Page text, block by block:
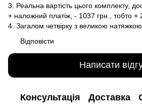
3. Реальна вартість цього комплекту,
+ наложний платіж, - 1037 грн., тобто +
4. Загалом четвірку з великою
Відповісти
Написати
Консультація Доставка